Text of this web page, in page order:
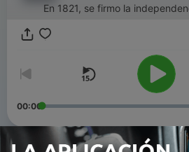
En 1821, se firmo la
00:00